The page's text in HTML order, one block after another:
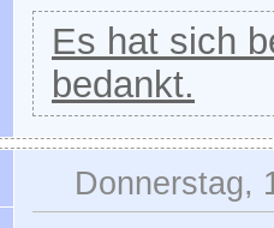
Es hat sich
bedankt.
Donnerstag,